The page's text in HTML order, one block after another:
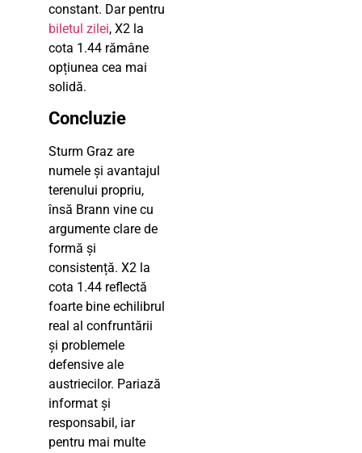
constant. Dar pentru
biletul zilei, X2 la
cota 1.44 rămâne
opțiunea cea mai
solidă.
Concluzie
Sturm Graz are
numele și avantajul
terenului propriu,
însă Brann vine cu
argumente clare de
formă și
consistență. X2 la
cota 1.44 reflectă
foarte bine echilibrul
real al confruntării
și problemele
defensive ale
austriecilor. Pariază
informat și
responsabil, iar
pentru mai multe